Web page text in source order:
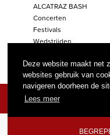
Deze website maakt net
websites gebruik van
navigeren doorheen de
Lees meer
ALCATRAZ BASH
Concerten
Festivals
Wedstrijden